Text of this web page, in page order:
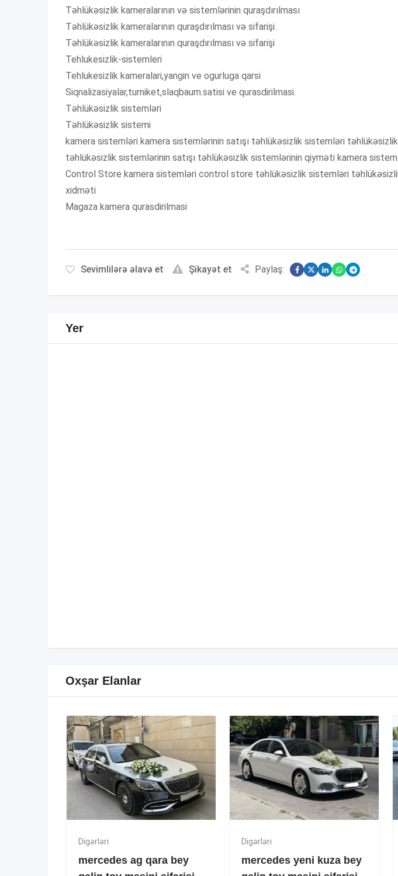
Təhlükəsizlik kameralarının və sistemlərinin quraşdırılması
Təhlükəsizlik kameralarının quraşdırılması və sifarişi.
Təhlükəsizlik kameralarının quraşdırılması və sifarişi
Tehlukesizlik-sistemleri
Tehlukesizlik kameralari,yangin ve ogurluga qarsi
Siqnalizasiyalar,turniket,slaqbaum.satisi ve qurasdirilmasi.
Təhlükəsizlik sistemləri
Təhlükəsizlik sistemi
kamera sistemləri kamera sistemlərinin satışı təhlükəsizlik sistemləri təhlükəsizlik
təhlükəsizlik sistemlərinin satışı təhlükəsizlik sistemlərinin qiyməti kamera
Control Store kamera sistemləri control store təhlükəsizlik sistemləri təhlükəsizlik
xidməti
Magaza kamera qurasdirilmasi
Sevimlilərə əlavə et Şikayət et Paylaş:
Yer
Oxşar Elanlar
Digərləri
mercedes ag qara bey
Digərləri
mercedes yeni kuza bey